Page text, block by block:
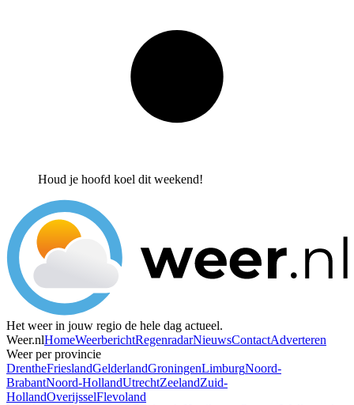
Het weer in jouw regio de hele dag actueel.
Weer.nlHomeWeerbericht
Weer per provincie
DrentheFrieslandGelderlandGroningenLimburg
BrabantNoord-HollandUtrecht